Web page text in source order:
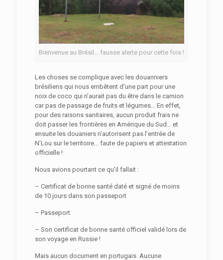
Bienvenue au Brésil… fausse alerte pour cette fois !
Les choses se complique avec les douanniers
brésiliens qui nous embêtent d’une part pour une
noix de coco qui n’aurait pas du être dans le camion
car pas de passage de fruits et légumes… En effet,
pour des raisons sanitaires, aucun produit frais ne
doit passer les frontières en Amérique du Sud… et
ensuite les douaniers n’autorisent pas l’entrée de
N’Lou sur le territoire… faute de papiers et attestation
officielle !
Nous avions pourtant ce qu’il fallait :
– Certificat de bonne santé daté et signé de moins
de 10 jours dans son passeport
– Passeport
– Son certificat de bonne santé officiel validé lors de
son voyage en Russie !
Mais aucun document en portugais. Aucune